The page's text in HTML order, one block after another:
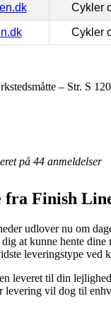
Cykler
Cykler
– Str. S
på 44 anmeldelser
Finish
udlover nu om
at kunne hente
leveringstype
leveret til din
levering vil dog til